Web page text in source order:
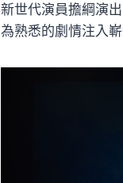
新世代演員擔綱演
為熟悉的劇情注入